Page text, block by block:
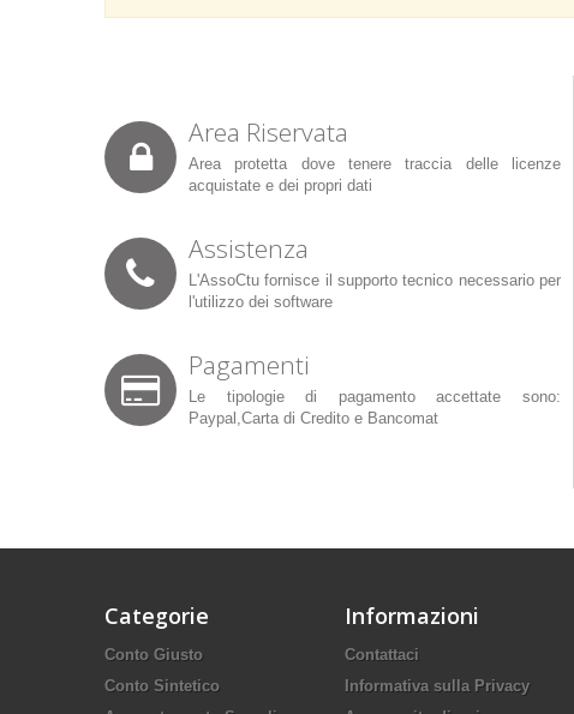
Area Riservata
Area protetta dove tenere traccia delle licenze
acquistate e dei propri dati
Assistenza
L'AssoCtu fornisce il supporto tecnico necessario per
l'utilizzo dei software
Pagamenti
Le tipologie di pagamento accettate sono:
Paypal,Carta di Credito e Bancomat
Categorie
Conto Giusto
Conto Sintetico
Informazioni
Contattaci
Informativa sulla Privacy